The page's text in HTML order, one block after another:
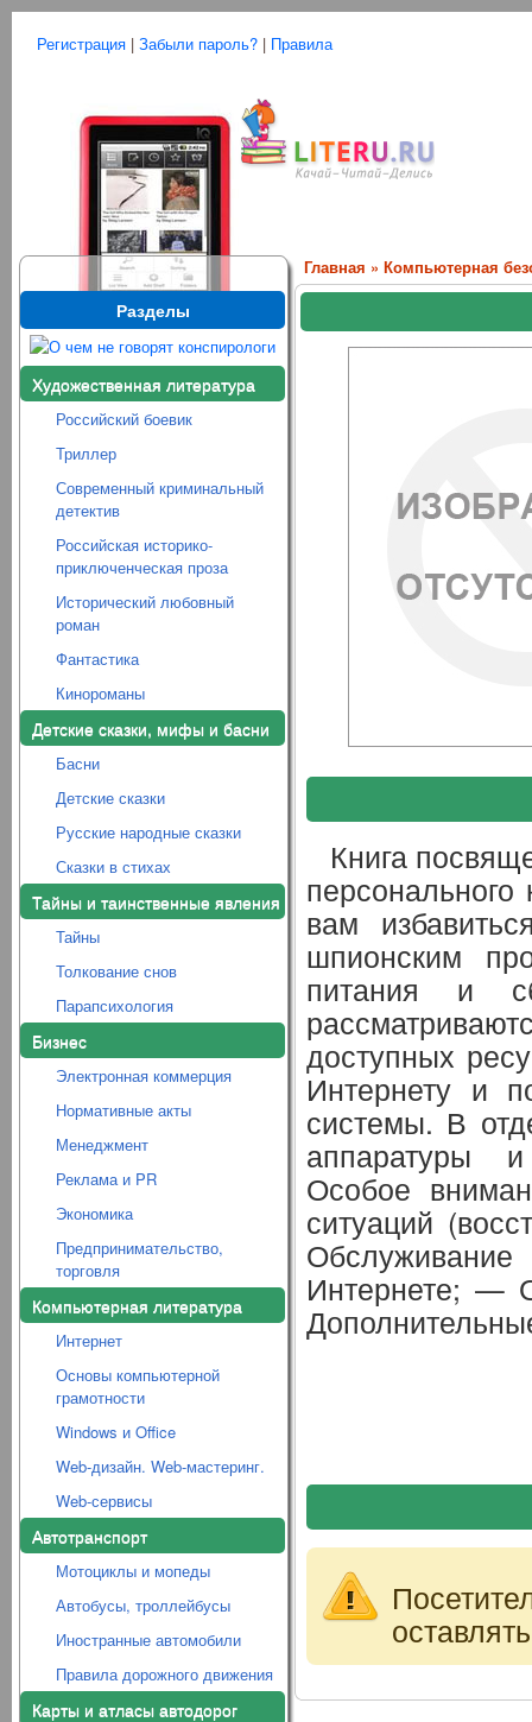
Регистрация | Забыли пароль? | Правила
Разделы
Художественная литература
Российский боевик
Триллер
Современный криминальный
детектив
Российская историко-
приключенческая проза
Исторический любовный
роман
Фантастика
Кинороманы
Детские сказки, мифы и басни
Басни
Детские сказки
Русские народные сказки
Сказки в стихах
Тайны и таинственные явления
Тайны
Толкование снов
Парапсихология
Бизнес
Электронная коммерция
Нормативные акты
Менеджмент
Реклама и PR
Экономика
Предпринимательство,
торговля
Компьютерная литература
Интернет
Основы компьютерной
грамотности
Windows и Office
Web-дизайн. Web-мастеринг.
Web-сервисы
Автотранспорт
Мотоциклы и мопеды
Автобусы, троллейбусы
Иностранные автомобили
Правила дорожного движения
Карты и атласы автодорог
Главная » Компьютерная
Книга
вам
шпионским
питания и
доступных
Интернету и
системы. В
аппаратуры
Особое
ситуаций
Интернете; —